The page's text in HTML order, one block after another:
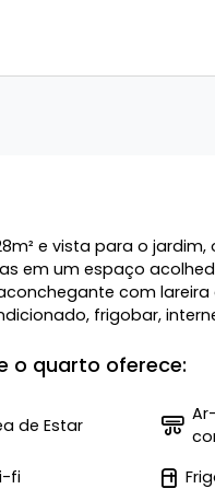
e vista para o
em um espaço
com
frigobar,
o quarto oferece:
de Estar
Ar-
fi